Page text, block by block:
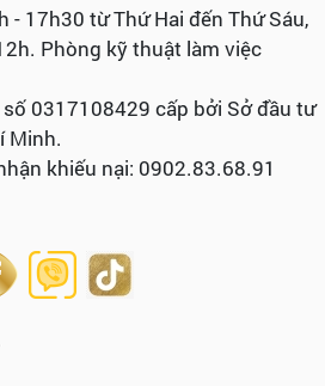
- 17h30 từ Thứ Hai đến Thứ Sáu,
Phòng kỹ thuật làm việc
0317108429 cấp bởi Sở đầu tư
Minh.
khiếu nại: 0902.83.68.91